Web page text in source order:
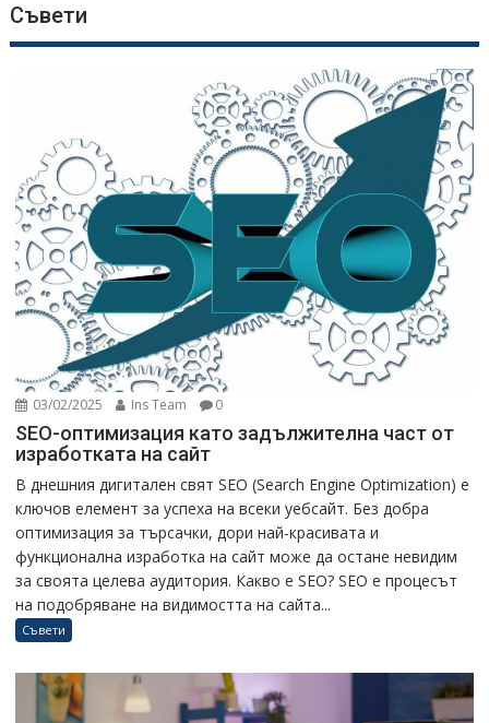
Съвети
03/02/2025 Ins Team 0
SEO-оптимизация като задължителна част от
изработката на сайт
В днешния дигитален свят SEO (Search Engine Optimization) е
ключов елемент за успеха на всеки уебсайт. Без добра
оптимизация за търсачки, дори най-красивата и
функционална изработка на сайт може да остане невидим
за своята целева аудитория. Какво е SEO? SEO е процесът
на подобряване на видимостта на сайта...
Съвети